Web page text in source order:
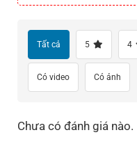
Glycine
Proline
Glutamic Acid
Tất cả 5 4
Có video Có ảnh
Chưa có đánh giá nào.